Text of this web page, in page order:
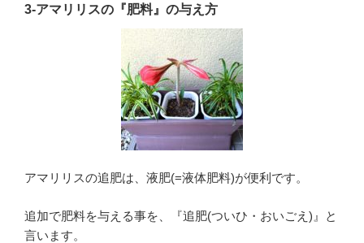
3-アマリリスの『肥料』の与え方
アマリリスの追肥は、液肥(=液体肥料)が便利です。
追加で肥料を与える事を、『追肥(ついひ・おいごえ)』と
言います。